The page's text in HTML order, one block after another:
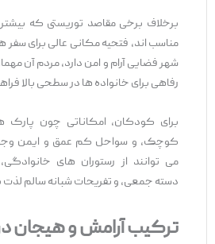
برخلاف برخی مقاصد توریستی که بیشتر
مناسب ‌اند، فتحیه مکانی عالی برای سفر
شهر فضایی آرام و امن دارد، مردم آن
رفاهی برای خانواده ‌ها در سطحی بالا
برای کودکان، امکاناتی چون پارک
کوچک، و سواحل کم‌ عمق و ایمن وجود
می ‌توانند از رستوران‌ های
دسته ‌جمعی، و تفریحات شبانه سالم لذت
ترکیب آرامش و هیجان